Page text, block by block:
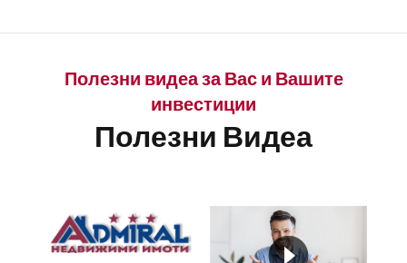
Полезни видеа за Вас и Вашите
инвестиции
Полезни Видеа